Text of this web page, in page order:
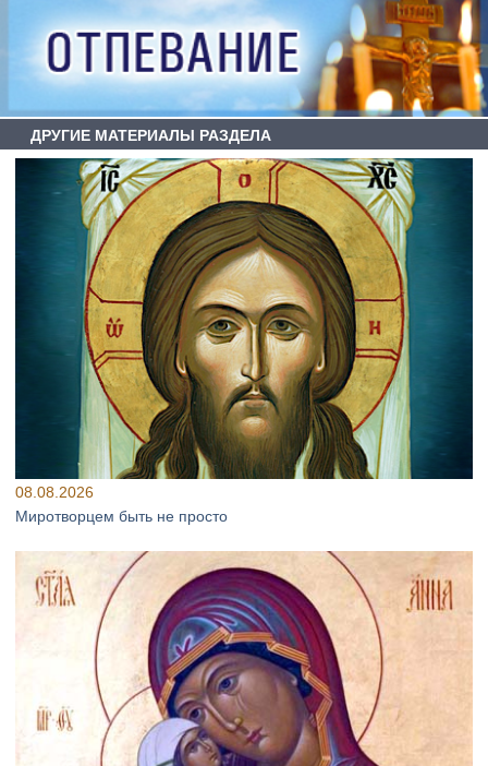
ДРУГИЕ МАТЕРИАЛЫ РАЗДЕЛА
08.08.2026
Миротворцем быть не просто